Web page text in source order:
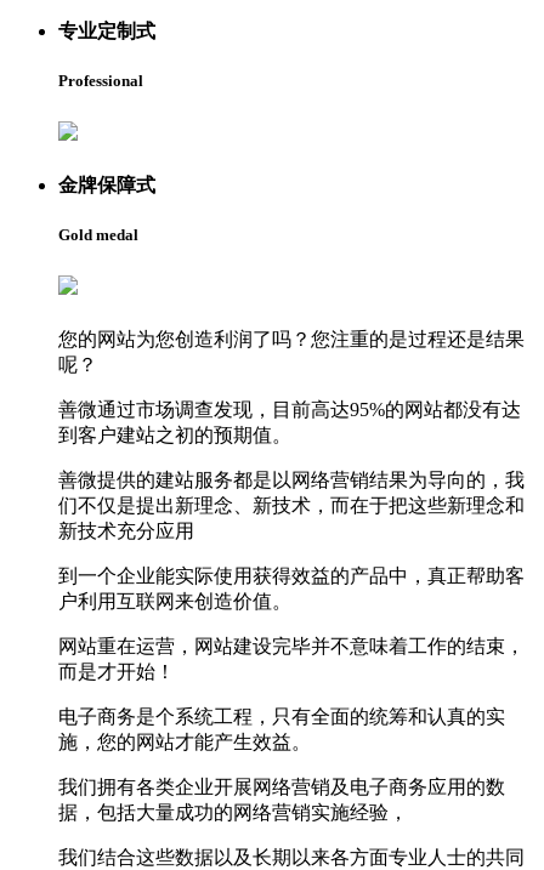
专业定制式
Professional
金牌保障式
Gold medal
您的网站为您创造利润了吗？您注重的是过程还是结果
呢？
善微通过市场调查发现，目前高达95%的网站都没有达
到客户建站之初的预期值。
善微提供的建站服务都是以网络营销结果为导向的，我
们不仅是提出新理念、新技术，而在于把这些新理念和
新技术充分应用
到一个企业能实际使用获得效益的产品中，真正帮助客
户利用互联网来创造价值。
网站重在运营，网站建设完毕并不意味着工作的结束，
而是才开始！
电子商务是个系统工程，只有全面的统筹和认真的实
施，您的网站才能产生效益。
我们拥有各类企业开展网络营销及电子商务应用的数
据，包括大量成功的网络营销实施经验，
我们结合这些数据以及长期以来各方面专业人士的共同